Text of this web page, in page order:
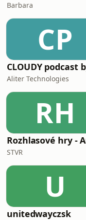
Barbara
CP
Aliter Technologies
RH
STVR
U
unitedwayczsk